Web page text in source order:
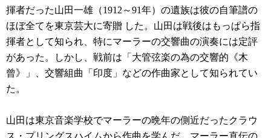
揮者だった山田一雄（1912～91年）の遺族は彼の自筆譜の
ほぼ全てを東京芸大に寄贈 した。山田は戦後はもっぱら指
揮者として知られ、特にマーラーの交響曲の演奏には定評
があった。しかし、戦前は「大管弦楽の為の交響的《木
曾》」、交響組曲「印度」などの作曲家として知られてい
た。
山田は東京音楽学校でマーラーの晩年の側近だったクラウ
ス・プリングスハイムから作曲を学んだ。マーラー直伝の